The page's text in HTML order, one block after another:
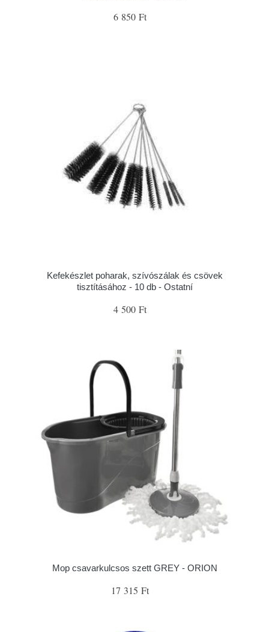
6 850 Ft
Kefekészlet poharak, szívószálak és csövek
tisztításához - 10 db - Ostatní
4 500 Ft
Mop csavarkulcsos szett GREY - ORION
17 315 Ft